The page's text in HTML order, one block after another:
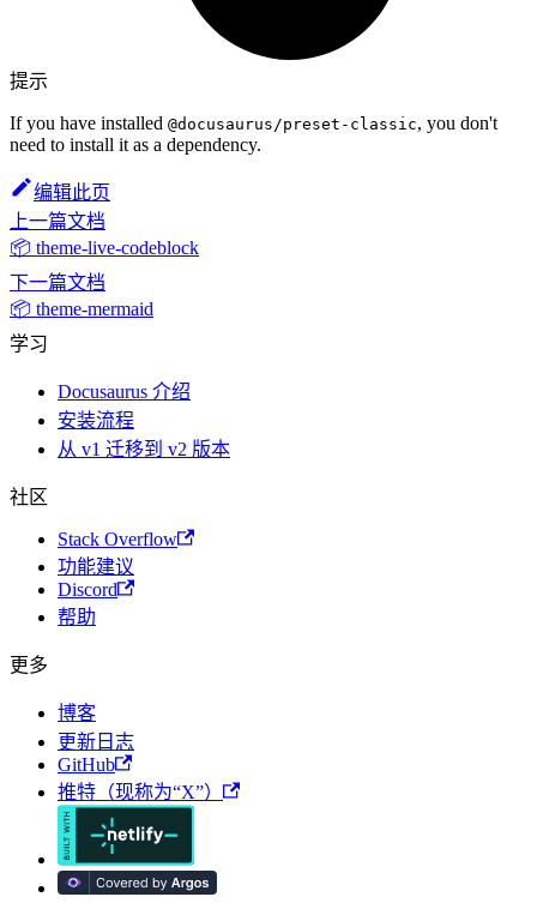
提示
If you have installed @docusaurus/preset-classic, you don't
need to install it as a dependency.
编辑此页
上一篇文档
📦 theme-live-codeblock
下一篇文档
📦 theme-mermaid
学习
Docusaurus 介绍
安装流程
从 v1 迁移到 v2 版本
社区
Stack Overflow
功能建议
Discord
帮助
更多
博客
更新日志
GitHub
推特（现称为“X”）